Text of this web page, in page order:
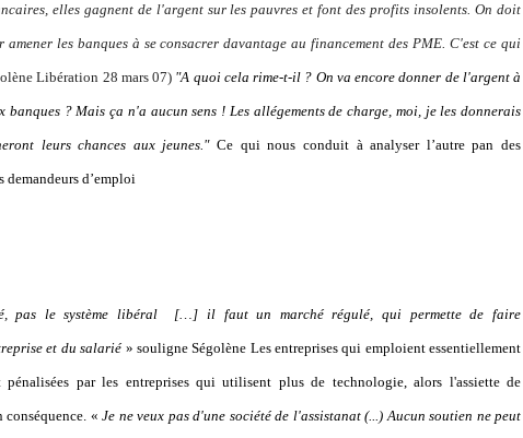
elles gagnent de l'argent sur les pauvres et font des profits insolents. On doit
amener les banques à se consacrer davantage au financement des PME. C'est ce qui
Libération 28 mars 07) "A quoi cela rime-t-il ? On va encore donner de l'argent à
? Mais ça n'a aucun sens ! Les allégements de charge, moi, je les donnerais
leurs chances aux jeunes." Ce qui nous conduit à analyser l’autre pan des
demandeurs d’emploi
pas le système libéral […] il faut un marché régulé, qui permette de faire
et du salarié » souligne Ségolène Les entreprises qui emploient essentiellement
par les entreprises qui utilisent plus de technologie, alors l'assiette de
« Je ne veux pas d'une société de l'assistanat (...) Aucun soutien ne peut